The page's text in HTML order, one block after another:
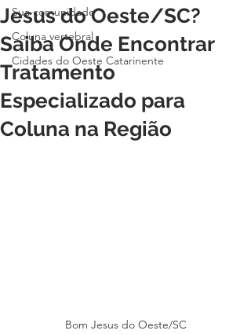
Sua comunidade
Coluna vertebral
Cidades do Oeste Catarinente
Jesus do Oeste/SC?
Saiba Onde Encontrar
Tratamento
Especializado para
Coluna na Região
Bom Jesus do Oeste/SC